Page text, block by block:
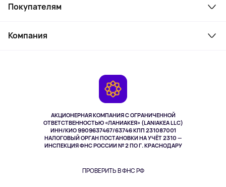
АКЦИОНЕРНАЯ КОМПАНИЯ С ОГРАНИЧЕННОЙ
ОТВЕТСТВЕННОСТЬЮ «ЛАНИАКЕЯ» (LANIAKEA LLC)
ИНН/КИО 9909637467/63746 КПП 231087001
НАЛОГОВЫЙ ОРГАН ПОСТАНОВКИ НА УЧЁТ 2310 —
ИНСПЕКЦИЯ ФНС РОССИИ № 2 ПО Г. КРАСНОДАРУ
ПРОВЕРИТЬ В ФНС РФ
Ноутбуки, мониторы, VR
Парфюмерия и косметика
Одежда и аксессуары
Покупателям
Как заказать
Компания